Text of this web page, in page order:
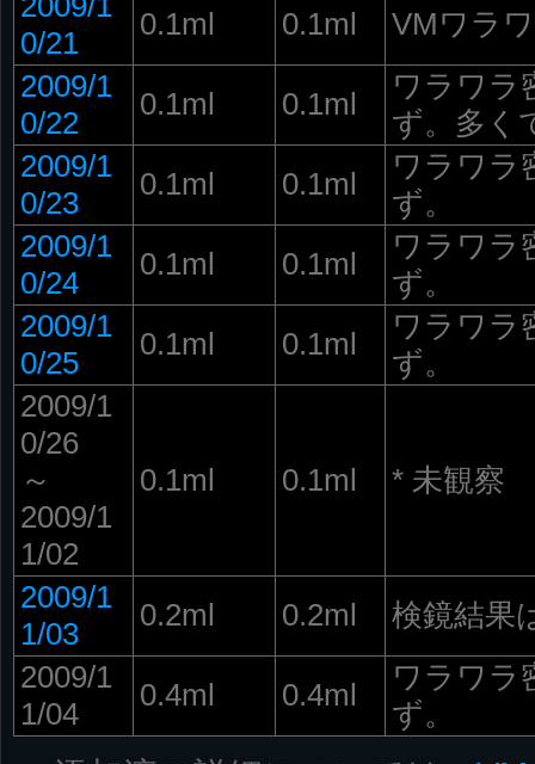
0/21
0.1ml 0.1ml
VMワラ
2009/1
0/22
0.1ml 0.1ml
ワラワラ
ず。多く
2009/1
0/23
0.1ml 0.1ml
ワラワラ
ず。
2009/1
0/24
0.1ml 0.1ml
ワラワラ
ず。
2009/1
0/25
0.1ml 0.1ml
ワラワラ
ず。
2009/1
0/26
～
2009/1
1/02
0.1ml 0.1ml * 未観察
2009/1
1/03
0.2ml 0.2ml
検鏡結果
2009/1
1/04
0.4ml 0.4ml
ワラワラ
ず。